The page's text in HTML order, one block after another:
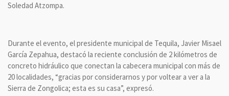
Soledad Atzompa.
Durante el evento, el presidente municipal de Tequila, Javier Misael
García Zepahua, destacó la reciente conclusión de 2 kilómetros de
concreto hidráulico que conectan la cabecera municipal con más de
20 localidades, “gracias por considerarnos y por voltear a ver a la
Sierra de Zongolica; esta es su casa”, expresó.